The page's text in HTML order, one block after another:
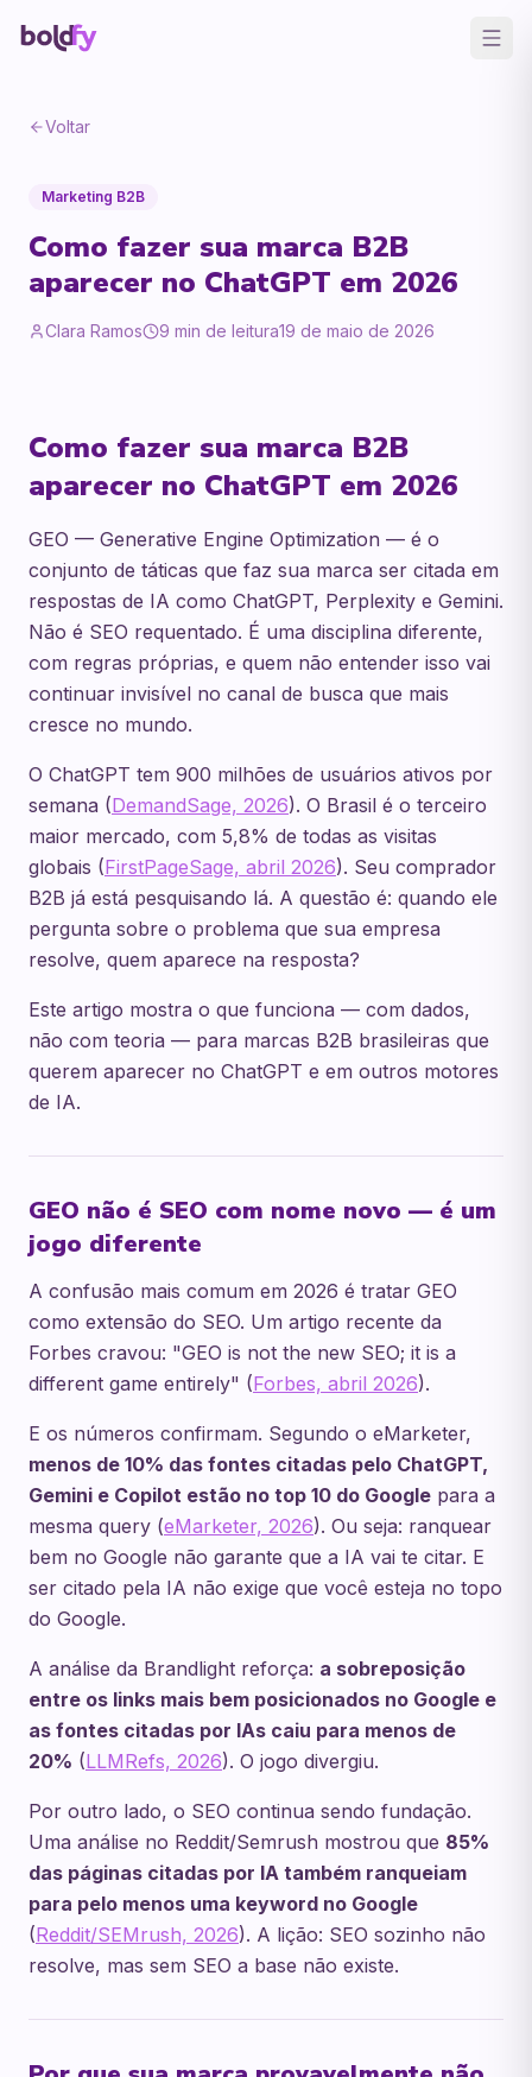
Voltar
Marketing B2B
Como fazer sua marca B2B
aparecer no ChatGPT em 2026
Clara Ramos 9 min de leitura19 de maio de 2026
Como fazer sua marca B2B
aparecer no ChatGPT em 2026
GEO — Generative Engine Optimization — é o
conjunto de táticas que faz sua marca ser citada em
respostas de IA como ChatGPT, Perplexity e Gemini.
Não é SEO requentado. É uma disciplina diferente,
com regras próprias, e quem não entender isso vai
continuar invisível no canal de busca que mais
cresce no mundo.
O ChatGPT tem 900 milhões de usuários ativos por
semana (DemandSage, 2026). O Brasil é o terceiro
maior mercado, com 5,8% de todas as visitas
globais (FirstPageSage, abril 2026). Seu comprador
B2B já está pesquisando lá. A questão é: quando ele
pergunta sobre o problema que sua empresa
resolve, quem aparece na resposta?
Este artigo mostra o que funciona — com dados,
não com teoria — para marcas B2B brasileiras que
querem aparecer no ChatGPT e em outros motores
de IA.
GEO não é SEO com nome novo — é um
jogo diferente
A confusão mais comum em 2026 é tratar GEO
como extensão do SEO. Um artigo recente da
Forbes cravou: "GEO is not the new SEO; it is a
different game entirely" (Forbes, abril 2026).
E os números confirmam. Segundo o eMarketer,
menos de 10% das fontes citadas pelo ChatGPT,
Gemini e Copilot estão no top 10 do Google para a
mesma query (eMarketer, 2026). Ou seja: ranquear
bem no Google não garante que a IA vai te citar. E
ser citado pela IA não exige que você esteja no topo
do Google.
A análise da Brandlight reforça: a sobreposição
entre os links mais bem posicionados no Google e
as fontes citadas por IAs caiu para menos de
20% (LLMRefs, 2026). O jogo divergiu.
Por outro lado, o SEO continua sendo fundação.
Uma análise no Reddit/Semrush mostrou que 85%
das páginas citadas por IA também ranqueiam
para pelo menos uma keyword no Google
(Reddit/SEMrush, 2026). A lição: SEO sozinho não
resolve, mas sem SEO a base não existe.